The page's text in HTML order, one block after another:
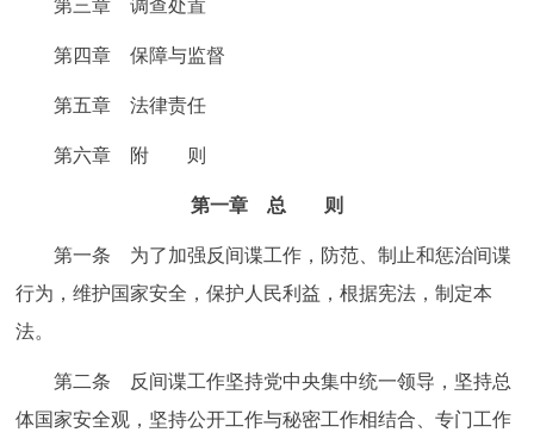
便民服务
政民互动
12345网上接诉即办 我要咨询
参与调查 在线访谈 图说互动
走进北京
第三章 调查处置
第四章 保障与监督
第五章 法律责任
第六章 附 则
第一章 总 则
第一条 为了加强反间谍工作，防范、制止和惩治间谍
行为，维护国家安全，保护人民利益，根据宪法，制定本
法。
第二条 反间谍工作坚持党中央集中统一领导，坚持总
体国家安全观，坚持公开工作与秘密工作相结合、专门工作